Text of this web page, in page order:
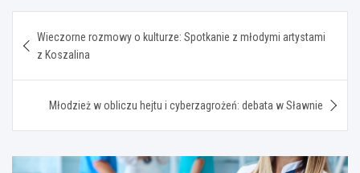
wpisu
Wieczorne rozmowy o kulturze: Spotkanie z młodymi artystami
z Koszalina
Młodzież w obliczu hejtu i cyberzagrożeń: debata w Sławnie